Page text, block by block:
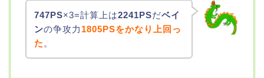
747PS×3=計算上は2241PSだベイ
ンの争攻力 1805PSをかなり上回っ
た 。